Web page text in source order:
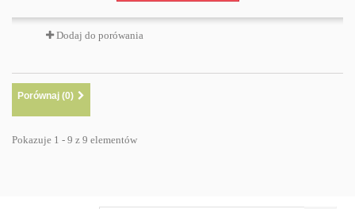
Dodaj do porówania
Porównaj (0)
Pokazuje 1 - 9 z 9 elementów